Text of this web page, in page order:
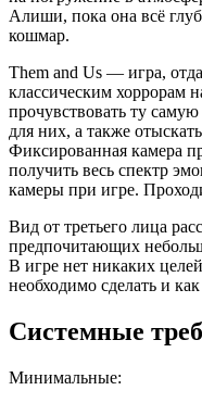
Алиши, пока она всё
кошмар.
Them and Us — игра,
классическим хоррорам
прочувствовать ту
для них, а также
Фиксированная камера
получить весь спектр
камеры при игре.
Вид от третьего лица
предпочитающих
В игре нет никаких
необходимо сделать и
Системные
Минимальные: